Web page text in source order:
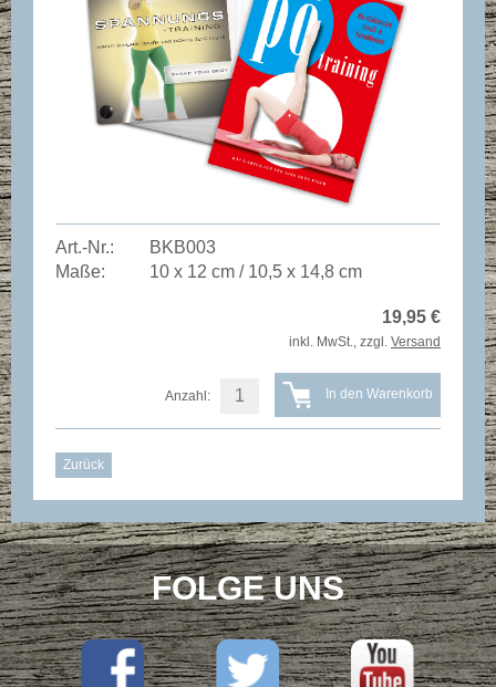
Art.-Nr.:
BKB003
Maße:
10 x 12 cm / 10,5 x 14,8 cm
19,95 €
inkl. MwSt., zzgl. Versand
Anzahl:
Zurück
FOLGE UNS